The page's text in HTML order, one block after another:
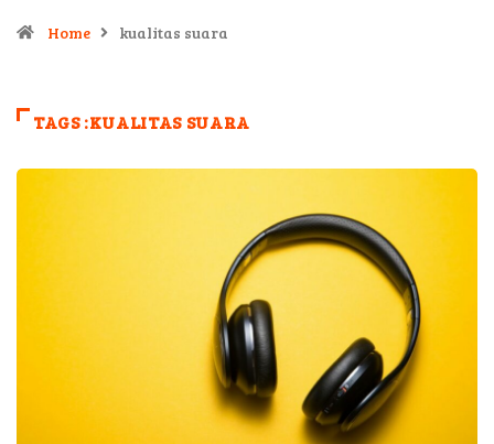
Home kualitas suara
TAGS :KUALITAS SUARA